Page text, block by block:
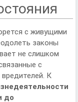
с живущими
законы
не слишком
с
К
до